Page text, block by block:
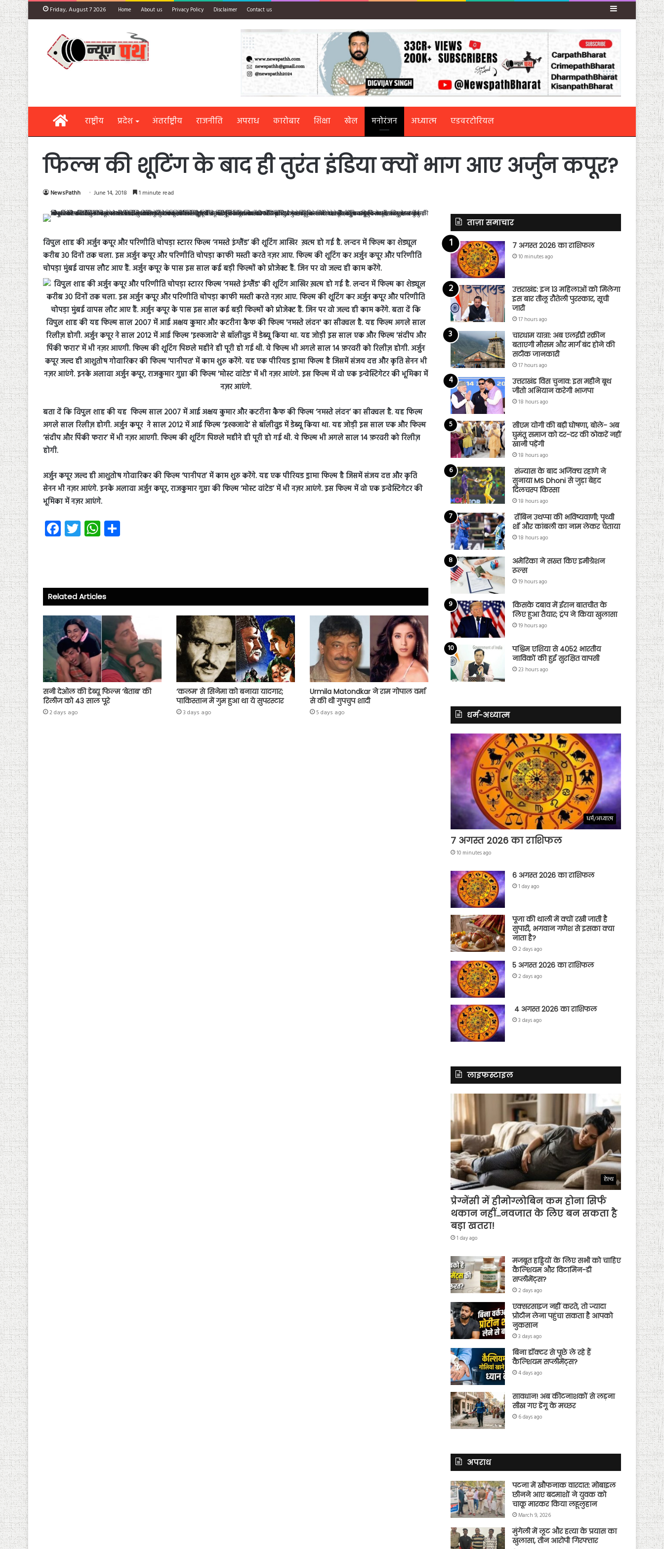
Friday, August 7 2026 Home About us Privacy Policy Disclaimer Contact us Sidebar
Homeराष्ट्रीय प्रदेश अंतर्राष्ट्रीय राजनीति अपराध कारोबार शिक्षा खेल मनोरंजन अध्यात्म एडवरटोरियल
फिल्म की शूटिंग के बाद ही तुरंत इंडिया क्यों भाग आए अर्जुन कपूर?
NewsPathh June 14, 2018 1 minute read
विपुल शाह की अर्जुन कपूर और परिणीति चोपड़ा स्टारर फिल्म ‘नमस्ते इंग्लैंड’ की शूटिंग आखिर ख़त्म हो गई है. लन्दन में फिल्म का शेड्यूल
करीब 30 दिनों तक चला. इस अर्जुन कपूर और परिणीति चोपड़ा काफी मस्ती करते नज़र आए. फिल्म की शूटिंग कर अर्जुन कपूर और परिणीति
चोपड़ा मुंबई वापस लौट आए हैं. अर्जुन कपूर के पास इस साल कई बड़ी फिल्मों को प्रोजेक्ट हैं. जिन पर वो जल्द ही काम करेंगे.
बता दें कि विपुल शाह की यह फिल्म साल 2007 में आई अक्षय कुमार और कटरीना कैफ की फिल्म ‘नमस्ते लंदन’ का सीक्वल है. यह फिल्म
अगले साल रिलीज़ होगी. अर्जुन कपूर ने साल 2012 में आई फिल्म ‘इश्कजादे’ से बॉलीवुड में डेब्यू किया था. यह जोड़ी इस साल एक और फिल्म
‘संदीप और पिंकी फरार’ में भी नज़र आएगी. फिल्म की शूटिंग पिछले महीने ही पूरी हो गई थी. ये फिल्म भी अगले साल 14 फ़रवरी को रिलीज़
होगी.
अर्जुन कपूर जल्द ही आशुतोष गोवारिकर की फिल्म ‘पानीपत’ में काम शुरु करेंगे. यह एक पीरियड ड्रामा फिल्म है जिसमें संजय दत्त और कृति
सेनन भी नज़र आएंगे. इनके अलावा अर्जुन कपूर, राजकुमार गुप्ता की फिल्म ‘मोस्ट वांटेड’ में भी नज़र आएंगे. इस फिल्म में वो एक इन्वेस्टिगेटर की
भूमिका में नज़र आएंगे.
Fa
ce
ok
T
wi
W
ha
p
p
Related Articles
सनी देओल की डेब्यू फिल्म ‘बेताब’ की
रिलीज को 43 साल पूरे
2 days ago
‘कलम’ से सिनेमा को बनाया यादगार;
पाकिस्तान में गुम हुआ था ये सुपरस्टार
3 days ago
Urmila Matondkar ने राम गोपाल वर्मा
से की थी गुपचुप शादी
5 days ago
ताज़ा समाचार
7 अगस्त 2026 का राशिफल
10 minutes ago
उत्तराखंड: इन 13 महिलाओं को मिलेगा
इस बार तीलू रौतेली पुरस्कार, सूची
जारी
17 hours ago
चारधाम यात्रा: अब एलईडी स्क्रीन
बताएगी मौसम और मार्ग बंद होने की
सटीक जानकारी
17 hours ago
उत्तराखंड विस चुनाव: इस महीने बूथ
जीतो अभियान करेगी भाजपा
18 hours ago
सीएम योगी की बड़ी घोषणा, बोले- अब
घुमंतू समाज को दर-दर की ठोकरें नहीं
खानी पड़ेंगी
18 hours ago
संन्यास के बाद अजिंक्‍य रहाणे ने
सुनाया MS Dhoni से जुड़ा बेहद
दिलचस्प किस्सा
18 hours ago
रॉबिन उथप्पा की भविष्यवाणी; पृथ्वी
शॉ और कांबली का नाम लेकर चेताया
18 hours ago
अमेरिका ने सख्त किए इमीग्रेशन
रूल्स
19 hours ago
किसके दबाव में ईरान बातचीत के
लिए हुआ तैयार; ट्रंप ने किया खुलासा
19 hours ago
पश्चिम एशिया से 4052 भारतीय
नाविकों की हुई सुरक्षित वापसी
23 hours ago
धर्म-अध्यात्म
धर्म/अध्यात्म
7 अगस्त 2026 का राशिफल
10 minutes ago
6 अगस्त 2026 का राशिफल
1 day ago
पूजा की थाली में क्यों रखी जाती है
सुपारी, भगवान गणेश से इसका क्या
नाता है?
2 days ago
5 अगस्त 2026 का राशिफल
2 days ago
4 अगस्त 2026 का राशिफल
3 days ago
लाइफस्टाइल
हेल्थ
प्रेग्नेंसी में हीमोग्लोबिन कम होना सिर्फ
थकान नहीं…नवजात के लिए बन सकता है
बड़ा खतरा!
1 day ago
मजबूत हड्डियों के लिए सभी को चाहिए
कैल्शियम और विटामिन-डी
सप्लीमेंट्स?
2 days ago
एक्सरसाइज नहीं करते, तो ज्यादा
प्रोटीन लेना पहुंचा सकता है आपको
नुकसान
3 days ago
बिना डॉक्टर से पूछे ले रहे हैं
कैल्शियम सप्लीमेंट्स?
4 days ago
सावधान! अब कीटनाशकों से लड़ना
सीख गए डेंगू के मच्छर
6 days ago
अपराध
पटना में खौफनाक वारदात: मोबाइल
छीनने आए बदमाशों ने युवक को
चाकू मारकर किया लहूलुहान
March 9, 2026
मुंगेली में लूट और हत्या के प्रयास का
खुलासा, तीन आरोपी गिरफ्तार